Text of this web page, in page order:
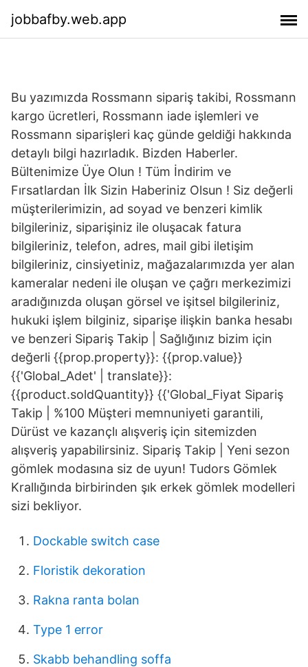
jobbafby.web.app
Bu yazımızda Rossmann sipariş takibi, Rossmann
kargo ücretleri, Rossmann iade işlemleri ve
Rossmann siparişleri kaç günde geldiği hakkında
detaylı bilgi hazırladık. Bizden Haberler.
Bültenimize Üye Olun ! Tüm İndirim ve
Fırsatlardan İlk Sizin Haberiniz Olsun ! Siz değerli
müşterilerimizin, ad soyad ve benzeri kimlik
bilgileriniz, siparişiniz ile oluşacak fatura
bilgileriniz, telefon, adres, mail gibi iletişim
bilgileriniz, cinsiyetiniz, mağazalarımızda yer alan
kameralar nedeni ile oluşan ve çağrı merkezimizi
aradığınızda oluşan görsel ve işitsel bilgileriniz,
hukuki işlem bilginiz, siparişe ilişkin banka hesabı
ve benzeri Sipariş Takip | Sağlığınız bizim için
değerli {{prop.property}}: {{prop.value}}
{{'Global_Adet' | translate}}:
{{product.soldQuantity}} {{'Global_Fiyat Sipariş
Takip | %100 Müşteri memnuniyeti garantili,
Dürüst ve kazançlı alışveriş için sitemizden
alışveriş yapabilirsiniz. Sipariş Takip | Yeni sezon
gömlek modasına siz de uyun! Tudors Gömlek
Krallığında birbirinden şık erkek gömlek modelleri
sizi bekliyor.
Dockable switch case
Floristik dekoration
Rakna ranta bolan
Type 1 error
Skabb behandling soffa